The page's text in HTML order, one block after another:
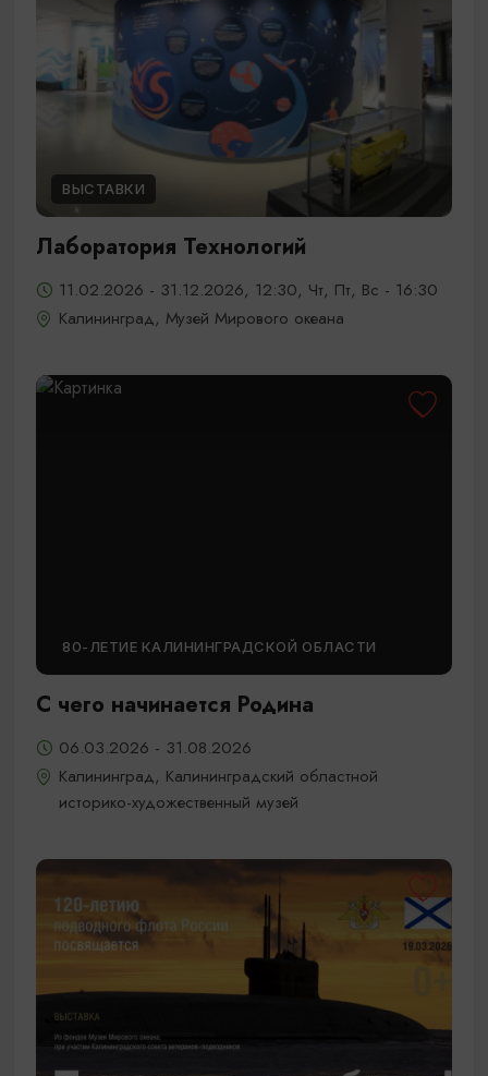
ВЫСТАВКИ
Лаборатория Технологий
11.02.2026 - 31.12.2026, 12:30, Чт, Пт, Вс - 16:30
Калининград, Музей Мирового океана
80-ЛЕТИЕ КАЛИНИНГРАДСКОЙ ОБЛАСТИ
С чего начинается Родина
06.03.2026 - 31.08.2026
Калининград, Калининградский областной
историко-художественный музей